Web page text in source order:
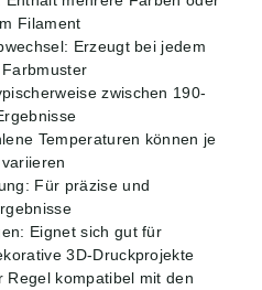
Filament
Erzeugt bei jedem
zwischen 190-
Temperaturen können je
Für präzise und
Eignet sich gut für
3D-Druckprojekte
Regel kompatibel mit den